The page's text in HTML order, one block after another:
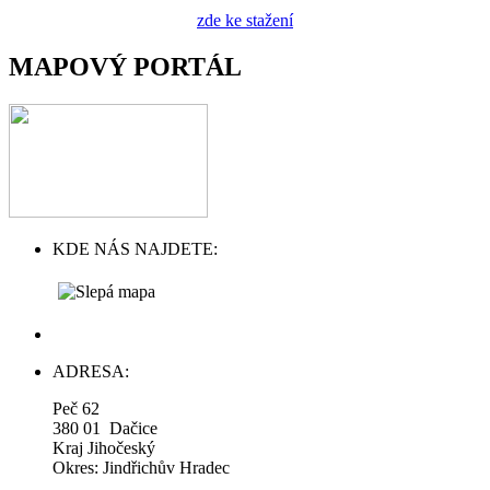
zde ke stažení
MAPOVÝ PORTÁL
KDE NÁS NAJDETE:
ADRESA:
Peč 62
380 01 Dačice
Kraj Jihočeský
Okres: Jindřichův Hradec